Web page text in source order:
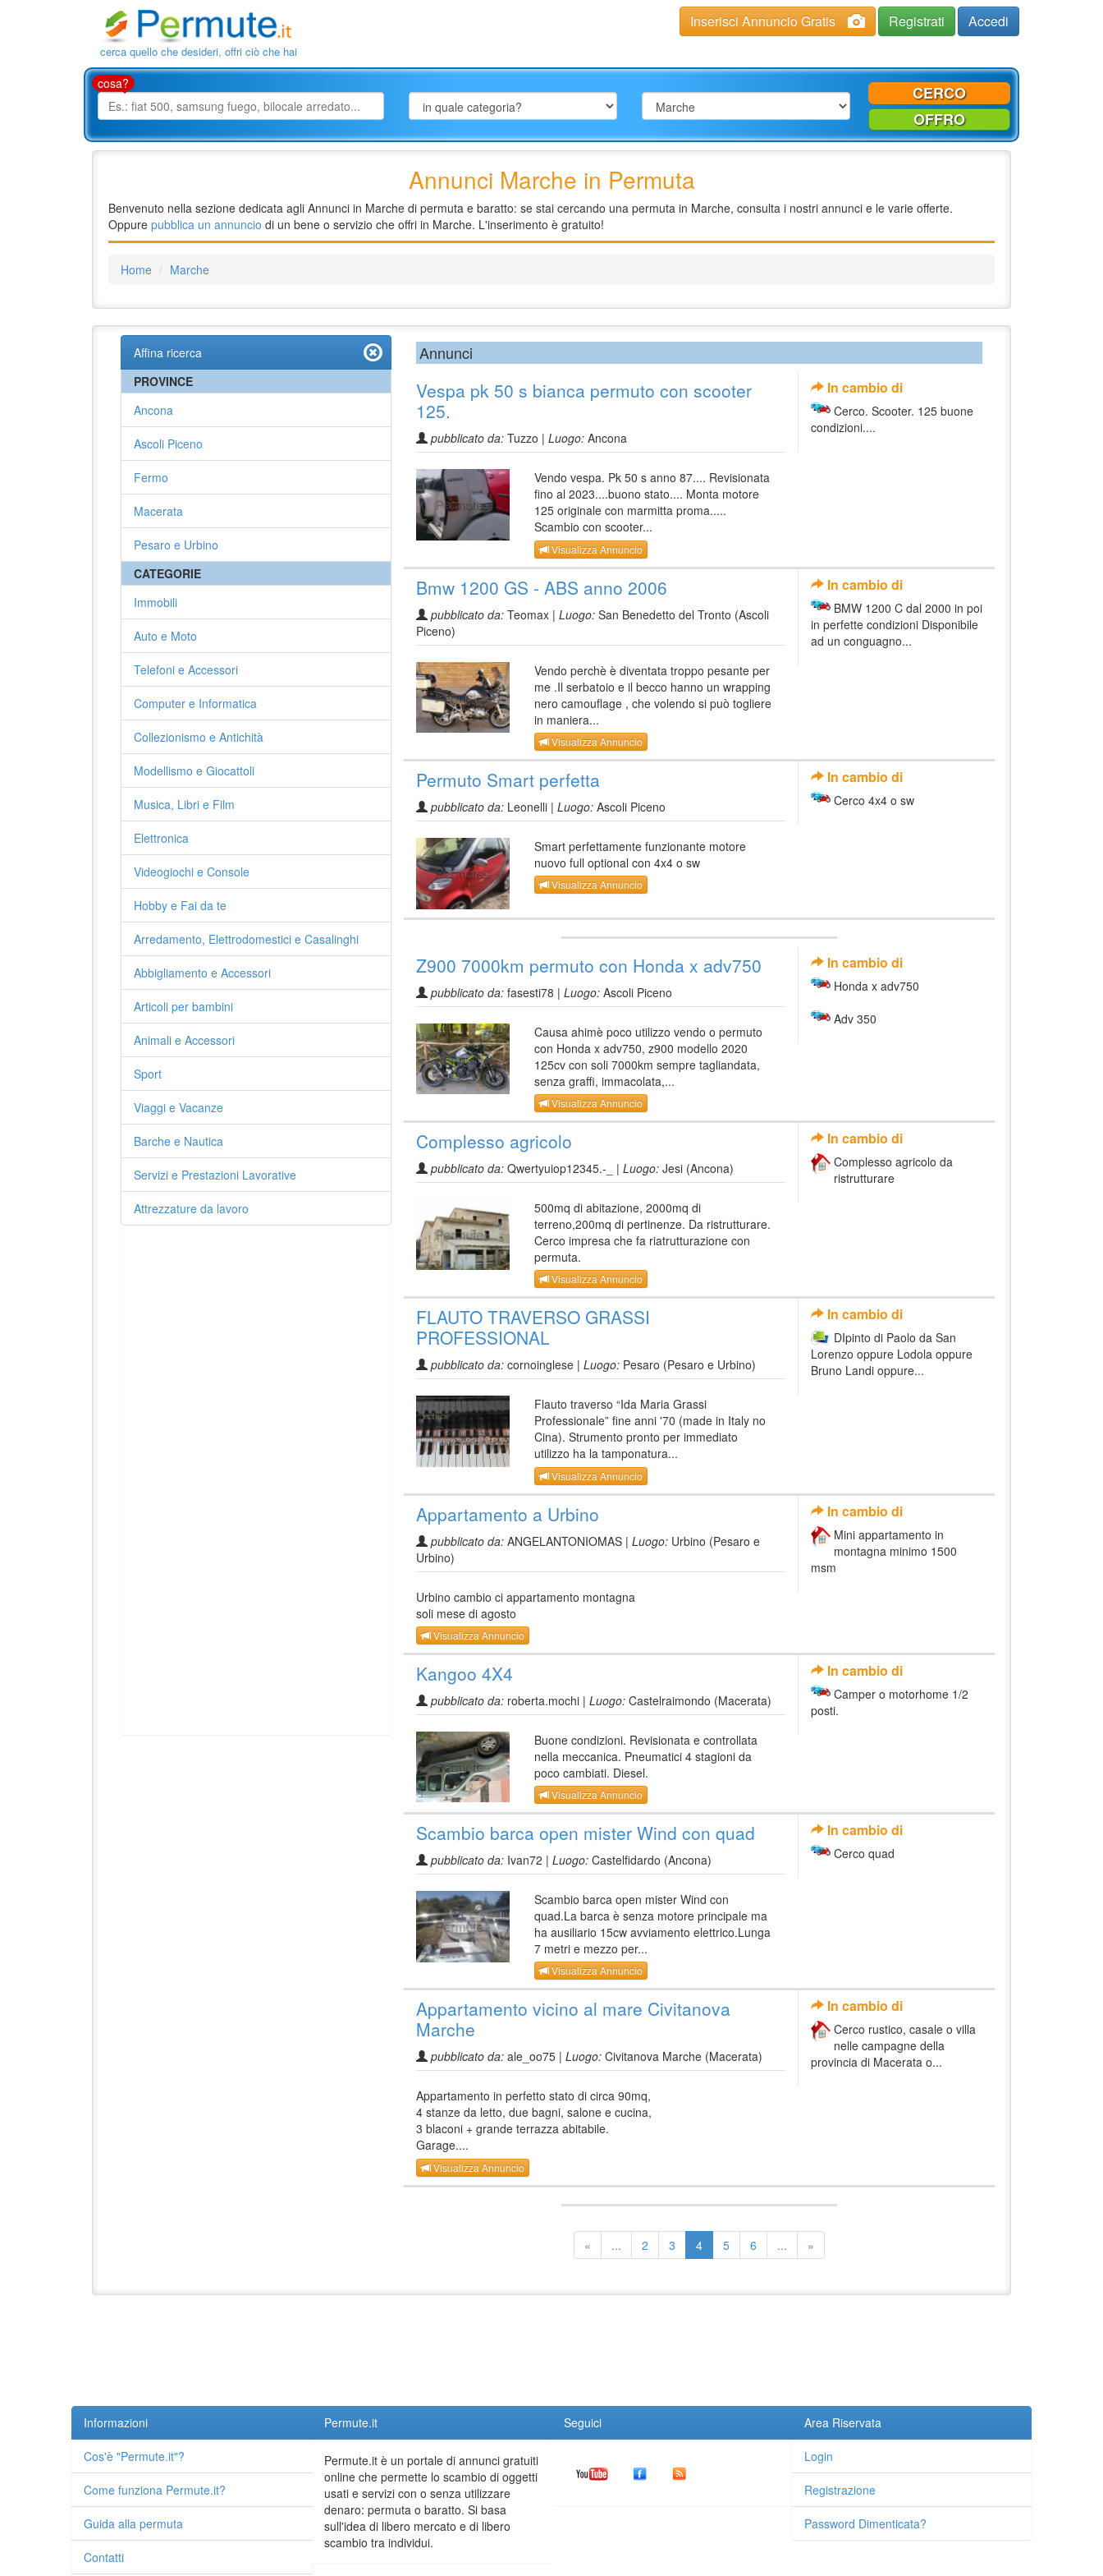
cerca quello che desideri, offri ciò che hai
Inserisci Annuncio Gratis Registrati Accedi
cosa?
CERCO
OFFRO
Annunci Marche in Permuta
Benvenuto nella sezione dedicata agli Annunci in Marche di permuta e baratto: se stai cercando una permuta in Marche, consulta i nostri annunci e le varie offerte.
Oppure pubblica un annuncio di un bene o servizio che offri in Marche. L'inserimento è gratuito!
Home Marche
Affina ricerca
PROVINCE
Ancona
Ascoli Piceno
Fermo
Macerata
Pesaro e Urbino
CATEGORIE
Immobili
Auto e Moto
Telefoni e Accessori
Computer e Informatica
Collezionismo e Antichità
Modellismo e Giocattoli
Musica, Libri e Film
Elettronica
Videogiochi e Console
Hobby e Fai da te
Arredamento, Elettrodomestici e Casalinghi
Abbigliamento e Accessori
Articoli per bambini
Animali e Accessori
Sport
Viaggi e Vacanze
Barche e Nautica
Servizi e Prestazioni Lavorative
Attrezzature da lavoro
Annunci
Vespa pk 50 s bianca permuto con scooter
125.
pubblicato da: Tuzzo | Luogo: Ancona
Vendo vespa. Pk 50 s anno 87.... Revisionata
fino al 2023....buono stato.... Monta motore
125 originale con marmitta proma.....
Scambio con scooter...
Visualizza Annuncio
In cambio di
Cerco. Scooter. 125 buone
condizioni....
Bmw 1200 GS - ABS anno 2006
pubblicato da: Teomax | Luogo: San Benedetto del Tronto (Ascoli
Piceno)
Vendo perchè è diventata troppo pesante per
me .Il serbatoio e il becco hanno un wrapping
nero camouflage , che volendo si può togliere
in maniera...
Visualizza Annuncio
In cambio di
BMW 1200 C dal 2000 in poi
in perfette condizioni Disponibile
ad un conguagno...
Permuto Smart perfetta
pubblicato da: Leonelli | Luogo: Ascoli Piceno
Smart perfettamente funzionante motore
nuovo full optional con 4x4 o sw
Visualizza Annuncio
In cambio di
Cerco 4x4 o sw
Z900 7000km permuto con Honda x adv750
pubblicato da: fasesti78 | Luogo: Ascoli Piceno
Causa ahimè poco utilizzo vendo o permuto
con Honda x adv750, z900 modello 2020
125cv con soli 7000km sempre tagliandata,
senza graffi, immacolata,...
Visualizza Annuncio
In cambio di
Honda x adv750
Adv 350
Complesso agricolo
pubblicato da: Qwertyuiop12345.-_ | Luogo: Jesi (Ancona)
500mq di abitazione, 2000mq di
terreno,200mq di pertinenze. Da ristrutturare.
Cerco impresa che fa riatrutturazione con
permuta.
Visualizza Annuncio
In cambio di
Complesso agricolo da
ristrutturare
FLAUTO TRAVERSO GRASSI
PROFESSIONAL
pubblicato da: cornoinglese | Luogo: Pesaro (Pesaro e Urbino)
Flauto traverso “Ida Maria Grassi
Professionale” fine anni '70 (made in Italy no
Cina). Strumento pronto per immediato
utilizzo ha la tamponatura...
Visualizza Annuncio
In cambio di
DIpinto di Paolo da San
Lorenzo oppure Lodola oppure
Bruno Landi oppure...
Appartamento a Urbino
pubblicato da: ANGELANTONIOMAS | Luogo: Urbino (Pesaro e
Urbino)
Urbino cambio ci appartamento montagna
soli mese di agosto
Visualizza Annuncio
In cambio di
Mini appartamento in
montagna minimo 1500
msm
Kangoo 4X4
pubblicato da: roberta.mochi | Luogo: Castelraimondo (Macerata)
Buone condizioni. Revisionata e controllata
nella meccanica. Pneumatici 4 stagioni da
poco cambiati. Diesel.
Visualizza Annuncio
In cambio di
Camper o motorhome 1/2
posti.
Scambio barca open mister Wind con quad
pubblicato da: Ivan72 | Luogo: Castelfidardo (Ancona)
Scambio barca open mister Wind con
quad.La barca è senza motore principale ma
ha ausiliario 15cw avviamento elettrico.Lunga
7 metri e mezzo per...
Visualizza Annuncio
In cambio di
Cerco quad
Appartamento vicino al mare Civitanova
Marche
pubblicato da: ale_oo75 | Luogo: Civitanova Marche (Macerata)
Appartamento in perfetto stato di circa 90mq,
4 stanze da letto, due bagni, salone e cucina,
3 blaconi + grande terrazza abitabile.
Garage....
Visualizza Annuncio
In cambio di
Cerco rustico, casale o villa
nelle campagne della
provincia di Macerata o...
« ... 2 3 4 5 6 ... »
Informazioni
Cos'è "Permute.it"?
Come funziona Permute.it?
Guida alla permuta
Contatti
Permute.it
Permute.it è un portale di annunci gratuiti
online che permette lo scambio di oggetti
usati e servizi con o senza utilizzare
denaro: permuta o baratto. Si basa
sull'idea di libero mercato e di libero
scambio tra individui.
Seguici Area Riservata
Login
Registrazione
Password Dimenticata?